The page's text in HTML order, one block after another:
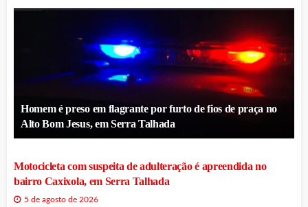
Homem é preso em flagrante por furto de fios de praça no
Alto Bom Jesus, em Serra Talhada
Motocicleta com suspeita de adulteração é apreendida no
bairro Caxixola, em Serra Talhada
5 de agosto de 2026